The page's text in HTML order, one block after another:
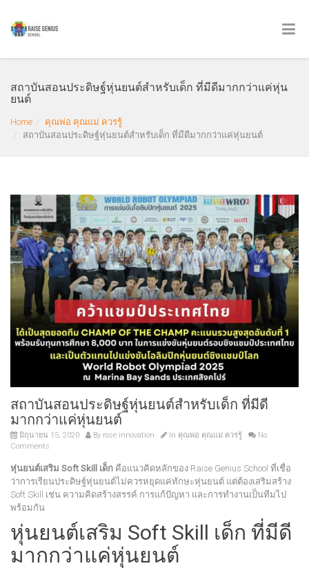
สถาบันสอนประดิษฐ์หุ่นยนต์สำหรับเด็ก ที่มีดีมากกว่าแค่หุ่น
ยนต์
Home
คุณพ่อ คุณแม่ ควรรู้
สถาบันสอนประดิษฐ์หุ่นยนต์สำหรับเด็ก ที่มีดีมากกว่าแค่หุ่นยนต์
สถาบันสอนประดิษฐ์หุ่นยนต์สำหรับเด็ก ที่มีดี
มากกว่าแค่หุ่นยนต์
มิถุนายน 15, 2020 By rose innovation In คุณพ่อ คุณแม่ ควรรู้
No
Comments
หุ่นยนต์เสริม Soft Skill เด็ก คือแนวคิดหลักของ Raise Genius School ที่เชื่อ
ว่าการเรียนประดิษฐ์หุ่นยนต์ไม่ควรหยุดแค่ทักษะหุ่นยนต์ แต่ต้องเสริมสร้าง
Soft Skill เช่น ความคิดสร้างสรรค์ การแก้ปัญหา และการทำงานเป็นทีมไป
พร้อมกัน
หุ่นยนต์เสริม Soft Skill เด็ก ที่มีดี
มากกว่าแค่หุ่นยนต์